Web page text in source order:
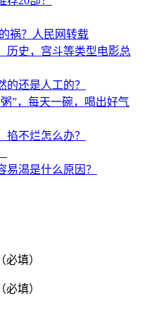
祸？人民网转载
历史，宫斗等类型电影总
的还是人工的？
”，每天一碗，喝出好气
掐不烂怎么办？
易渴是什么原因？
必填）
必填）